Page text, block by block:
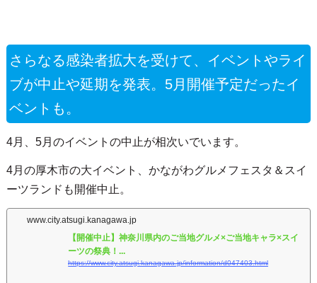
さらなる感染者拡大を受けて、イベントやライ
ブが中止や延期を発表。5月開催予定だったイ
ベントも。
4月、5月のイベントの中止が相次いでいます。
4月の厚木市の大イベント、かながわグルメフェスタ＆スイ
ーツランドも開催中止。
www.city.atsugi.kanagawa.jp
【開催中止】神奈川県内のご当地グルメ×ご当地キャラ×スイ
ーツの祭典！...
https://www.city.atsugi.kanagawa.jp/information/d047403.html